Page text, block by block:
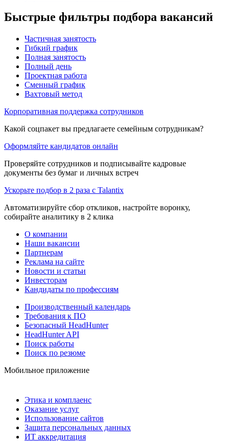
Быстрые фильтры подбора вакансий
Частичная занятость
Гибкий график
Полная занятость
Полный день
Проектная работа
Сменный график
Вахтовый метод
Корпоративная поддержка сотрудников
Какой соцпакет вы предлагаете семейным сотрудникам?
Оформляйте кандидатов онлайн
Проверяйте сотрудников и подписывайте кадровые
документы без бумаг и личных встреч
Ускорьте подбор в 2 раза с Talantix
Автоматизируйте сбор откликов, настройте воронку,
собирайте аналитику в 2 клика
О компании
Наши вакансии
Партнерам
Реклама на сайте
Новости и статьи
Инвесторам
Кандидаты по профессиям
Производственный календарь
Требования к ПО
Безопасный HeadHunter
HeadHunter API
Поиск работы
Поиск по резюме
Мобильное приложение
Этика и комплаенс
Оказание услуг
Использование сайтов
Защита персональных данных
ИТ аккредитация